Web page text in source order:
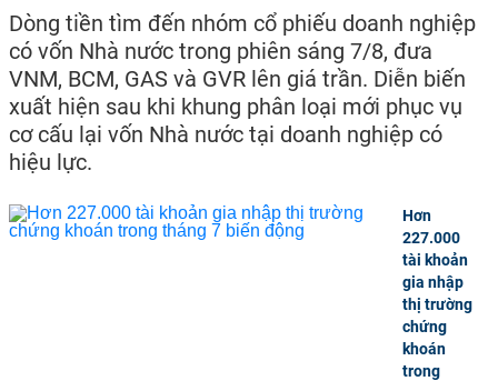
Dòng tiền tìm đến nhóm cổ phiếu doanh nghiệp
có vốn Nhà nước trong phiên sáng 7/8, đưa
VNM, BCM, GAS và GVR lên giá trần. Diễn biến
xuất hiện sau khi khung phân loại mới phục vụ
cơ cấu lại vốn Nhà nước tại doanh nghiệp có
hiệu lực.
Hơn
227.000
tài khoản
gia nhập
thị trường
chứng
khoán
trong